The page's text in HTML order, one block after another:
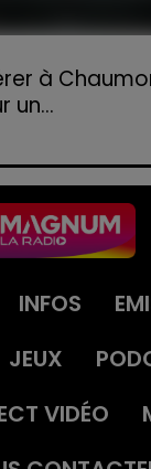
à
un...
de son
INFOS
JEUX
VIDÉO